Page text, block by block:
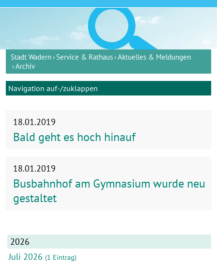
Stadt Wadern Service & Rathaus Aktuelles & Meldungen
Archiv
Navigation auf-/zuklappen
18.01.2019
Bald geht es hoch hinauf
18.01.2019
Busbahnhof am Gymnasium wurde neu
gestaltet
2026
Juli 2026 (1 Eintrag)